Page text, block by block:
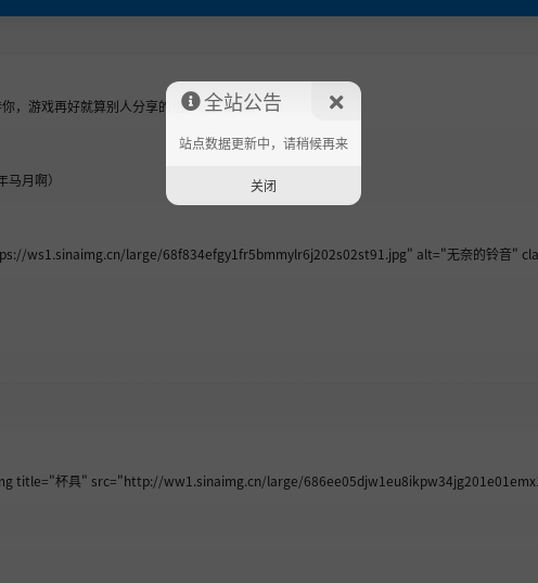
，游戏再好就算别人分享的也不玩，鄙视。
月啊）
ws1.sinaimg.cn/large/68f834efgy1fr5bmmylr6j202s02st91.jpg" alt="无奈的铃音"
title="杯具" src="http://ww1.sinaimg.cn/large/
全站公告
站点数据更新中，请稍候再来
关闭